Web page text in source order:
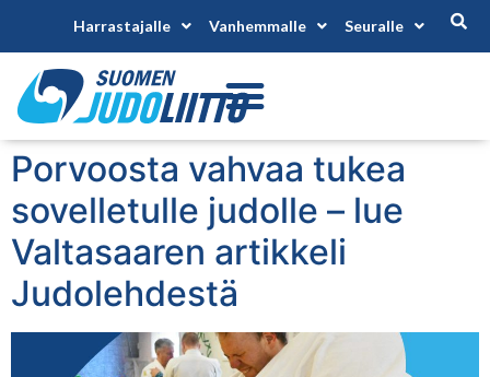
Harrastajalle Vanhemmalle Seuralle
Porvoosta vahvaa tukea
sovelletulle judolle – lue
Valtasaaren artikkeli
Judolehdestä